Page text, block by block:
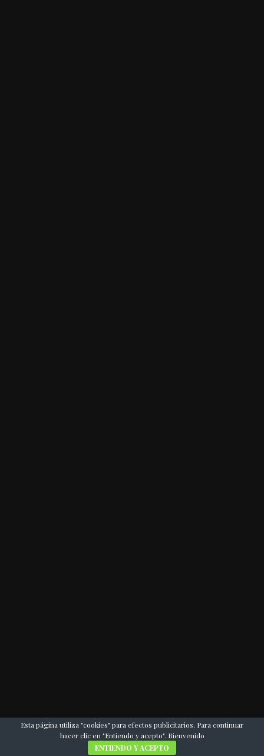
Esta página utiliza "cookies" para efectos publicitarios. Para continuar
hacer clic en "Entiendo y acepto". Bienvenido
ENTIENDO Y ACEPTO